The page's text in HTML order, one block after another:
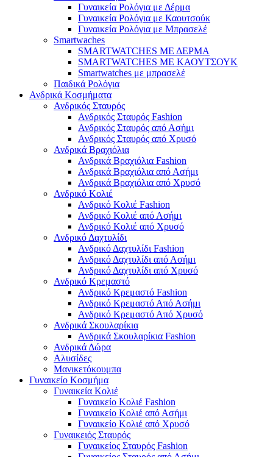
Γυναικεία Ρολόγια με Δέρμα
Γυναικεία Ρολόγια με Καουτσούκ
Γυναικεία Ρολόγια με Μπρασελέ
Smartwaches
SMARTWATCHES ΜΕ ΔΕΡΜΑ
SMARTWATCHES ΜΕ ΚΑΟΥΤΣΟΥΚ
Smartwatches με μπρασελέ
Παιδικά Ρολόγια
Ανδρικά Κοσμήματα
Ανδρικός Σταυρός
Ανδρικός Σταυρός Fashion
Ανδρικός Σταυρός από Ασήμι
Ανδρικός Σταυρός από Χρυσό
Ανδρικά Βραχιόλια
Ανδρικά Βραχιόλια Fashion
Ανδρικά Βραχιόλια από Ασήμι
Ανδρικά Βραχιόλια από Χρυσό
Ανδρικό Κολιέ
Ανδρικό Κολιέ Fashion
Ανδρικό Κολιέ από Ασήμι
Ανδρικό Κολιέ από Χρυσό
Ανδρικό Δαχτυλίδι
Ανδρικό Δαχτυλίδι Fashion
Ανδρικό Δαχτυλίδι από Ασήμι
Ανδρικό Δαχτυλίδι από Χρυσό
Ανδρικό Κρεμαστό
Ανδρικό Κρεμαστό Fashion
Ανδρικό Κρεμαστό Από Ασήμι
Ανδρικό Κρεμαστό Από Χρυσό
Ανδρικά Σκουλαρίκια
Ανδρικά Σκουλαρίκια Fashion
Ανδρικά Δώρα
Αλυσίδες
Μανικετόκουμπα
Γυναικείο Κοσμήμα
Γυναικεία Κολιέ
Γυναικείο Κολιέ Fashion
Γυναικείο Κολιέ από Ασήμι
Γυναικείο Κολιέ από Χρυσό
Γυναικειός Σταυρός
Γυναικείος Σταυρός Fashion